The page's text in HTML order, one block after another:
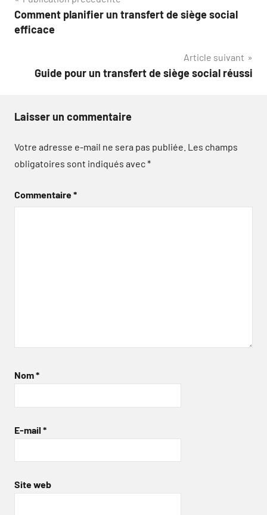
de
Comment planifier un transfert de siège social
efficace
Article suivant
Guide pour un transfert de siège social réussi
Laisser un commentaire
Votre adresse e-mail ne sera pas publiée. Les champs
obligatoires sont indiqués avec*
Commentaire*
Nom*
E-mail *
Site web